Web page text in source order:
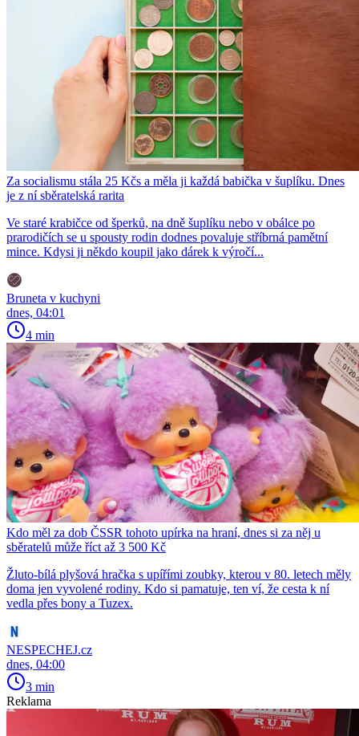
Za socialismu stála 25 Kčs a měla ji každá babička v šuplíku. Dnes
je z ní sběratelská rarita
Ve staré krabičce od šperků, na dně šuplíku nebo v obálce po
prarodičích se u spousty rodin dodnes povaluje stříbrná pamětní
mince. Kdysi ji někdo koupil jako dárek k výročí...
Bruneta v kuchyni
dnes, 04:01
4 min
Kdo měl za dob ČSSR tohoto upírka na hraní, dnes si za něj u
sběratelů může říct až 3 500 Kč
Žluto-bílá plyšová hračka s upířími zoubky, kterou v 80. letech měly
doma jen vyvolené rodiny. Kdo si pamatuje, ten ví, že cesta k ní
vedla přes bony a Tuzex.
NESPECHEJ.cz
dnes, 04:00
3 min
Reklama